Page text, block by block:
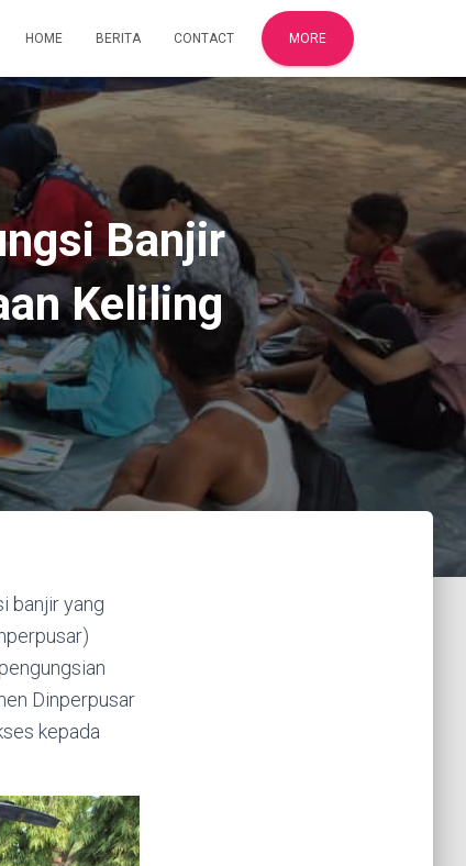
HOME BERITA CONTACT MORE
Banjir
Keliling
banjir yang
Dinperpusar
kepada